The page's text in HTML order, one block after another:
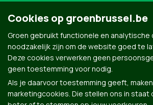
Cookies op groenbrussel.be
Groen gebruikt functionele en analytische
noodzakelijk zijn om de website goed te
Deze cookies verwerken geen
geen toestemming voor nodig.
Als je daarvoor toestemming geeft,
marketingcookies. Die stellen ons in staat